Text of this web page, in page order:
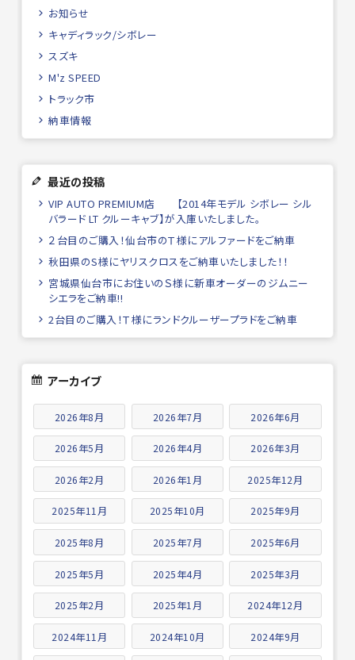
お知らせ
キャディラック/シボレー
スズキ
M'z SPEED
トラック市
納車情報
最近の投稿
VIP AUTO PREMIUM店 【2014年モデル シボレー シル
バラード LT クルーキャブ】が入庫いたしました。
２台目のご購入！仙台市のＴ様にアルファードをご納車
秋田県のS様にヤリスクロスをご納車いたしました！！
宮城県仙台市にお住いのＳ様に新車オーダーのジムニー
シエラをご納車!!
2台目のご購入！Ｔ様にランドクルーザープラドをご納車
アーカイブ
2026年8月 2026年7月 2026年6月
2026年5月 2026年4月 2026年3月
2026年2月 2026年1月 2025年12月
2025年11月 2025年10月 2025年9月
2025年8月 2025年7月 2025年6月
2025年5月 2025年4月 2025年3月
2025年2月 2025年1月 2024年12月
2024年11月 2024年10月 2024年9月